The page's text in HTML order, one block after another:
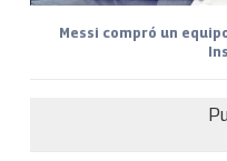
Messi compró un